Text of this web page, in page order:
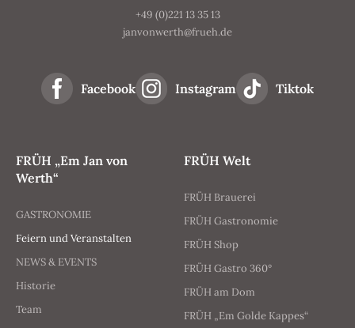
+49 (0)221 13 35 13
janvonwerth@frueh.de
Facebook Instagram Tiktok
FRÜH „Em Jan von
Werth“
GASTRONOMIE
Feiern und Veranstalten
NEWS & EVENTS
Historie
Team
FRÜH Welt
FRÜH Brauerei
FRÜH Gastronomie
FRÜH Shop
FRÜH Gastro 360°
FRÜH am Dom
FRÜH „Em Golde Kappes“